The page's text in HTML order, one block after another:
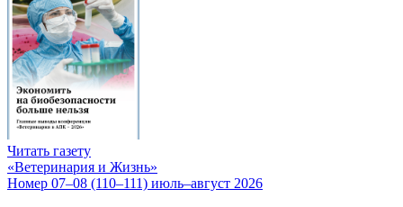
Читать газету
«Ветеринария и Жизнь»
Номер 07–08 (110–111) июль–август 2026